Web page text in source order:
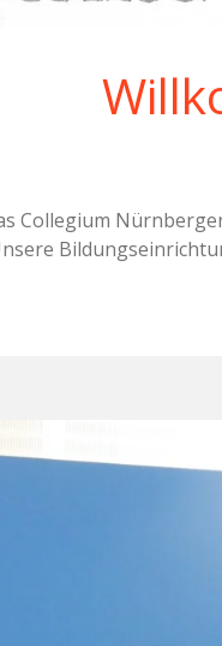
Collegium